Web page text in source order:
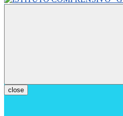
close